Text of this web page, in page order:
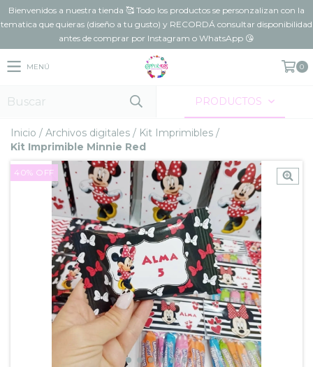
Bienvenidos a nuestra tienda 🥰 Todo los productos se personzalizan con la
tematica que quieras (diseño a tu gusto) y RECORDÁ consultar disponibilidad
antes de comprar por Instagram o WhatsApp 😘
MENÚ 0
PRODUCTOS
Inicio / Archivos digitales / Kit Imprimibles /
Kit Imprimible Minnie Red
40% OFF